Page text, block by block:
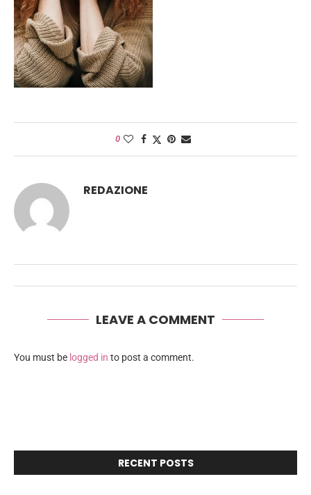
0
REDAZIONE
LEAVE A COMMENT
You must be logged in to post a comment.
RECENT POSTS